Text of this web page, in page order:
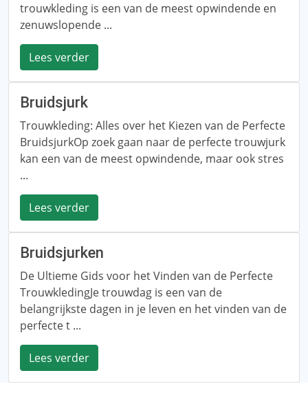
trouwkleding is een van de meest opwindende en
zenuwslopende ...
Lees verder
Bruidsjurk
Trouwkleding: Alles over het Kiezen van de Perfecte
BruidsjurkOp zoek gaan naar de perfecte trouwjurk
kan een van de meest opwindende, maar ook stres
...
Lees verder
Bruidsjurken
De Ultieme Gids voor het Vinden van de Perfecte
TrouwkledingJe trouwdag is een van de
belangrijkste dagen in je leven en het vinden van de
perfecte t ...
Lees verder